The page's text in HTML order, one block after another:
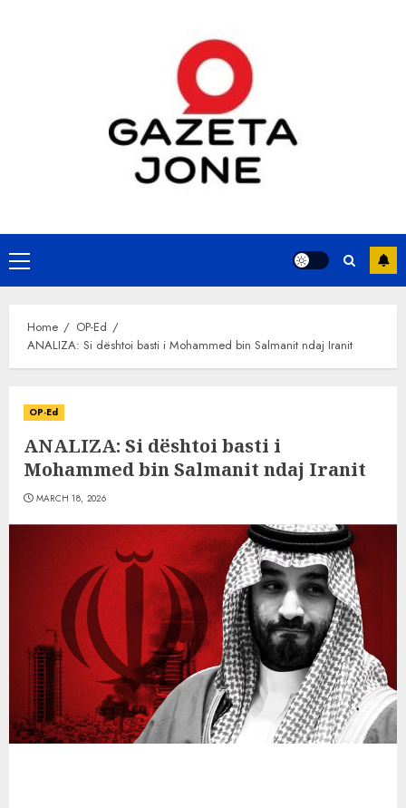
Primary
Menu
Home
OP-Ed
ANALIZA: Si dështoi basti i Mohammed bin Salmanit ndaj Iranit
OP-Ed
ANALIZA: Si dështoi basti i
Mohammed bin Salmanit ndaj Iranit
MARCH 18, 2026